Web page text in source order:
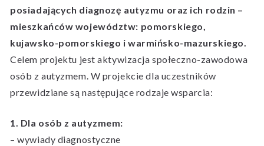
posiadających diagnozę autyzmu oraz ich rodzin –
mieszkańców województw: pomorskiego,
kujawsko-pomorskiego i warmińsko-mazurskiego.
Celem projektu jest aktywizacja społeczno-zawodowa
osób z autyzmem. W projekcie dla uczestników
przewidziane są następujące rodzaje wsparcia:
1. Dla osób z autyzmem:
– wywiady diagnostyczne